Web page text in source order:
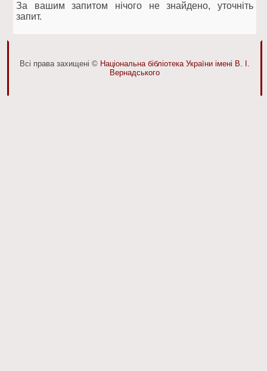
За вашим запитом нічого не знайдено, уточніть
запит.
Всі права захищені © Національна бібліотека України імені В. І.
Вернадського